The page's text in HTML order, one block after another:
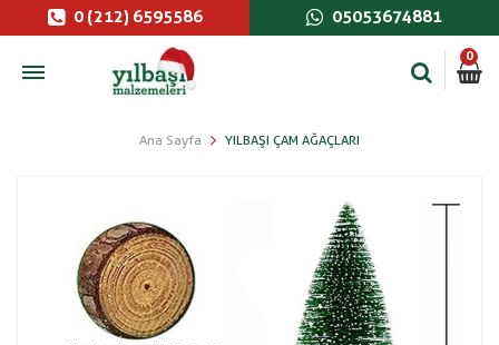
0 (212) 6595586 05053674881
0
Ana Sayfa YILBAŞI ÇAM AĞAÇLARI